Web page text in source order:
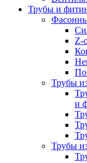
Трубы и
Z-
Трубы
и
Трубы